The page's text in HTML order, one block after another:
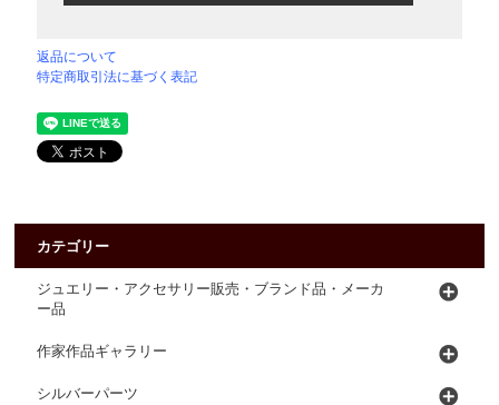
返品について
特定商取引法に基づく表記
カテゴリー
ジュエリー・アクセサリー販売・ブランド品・メーカ
ー品
作家作品ギャラリー
シルバーパーツ